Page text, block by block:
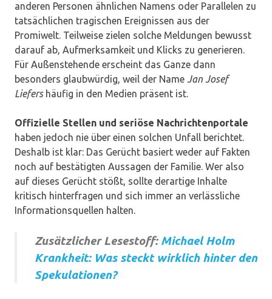
anderen Personen ähnlichen Namens oder Parallelen zu
tatsächlichen tragischen Ereignissen aus der
Promiwelt. Teilweise zielen solche Meldungen bewusst
darauf ab, Aufmerksamkeit und Klicks zu generieren.
Für Außenstehende erscheint das Ganze dann
besonders glaubwürdig, weil der Name Jan Josef
Liefershäufig in den Medien präsent ist.
Offizielle Stellen und seriöse Nachrichtenportale
haben jedoch nie über einen solchen Unfall berichtet.
Deshalb ist klar: Das Gerücht basiert weder auf Fakten
noch auf bestätigten Aussagen der Familie. Wer also
auf dieses Gerücht stößt, sollte derartige Inhalte
kritisch hinterfragen und sich immer an verlässliche
Informationsquellen halten.
Zusätzlicher Lesestoff: Michael Holm
Krankheit: Was steckt wirklich hinter den
Spekulationen?